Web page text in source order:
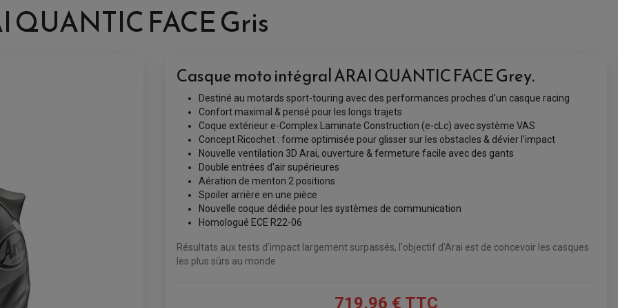
S'INSCRIRE
VOIR LE PANIER
QUANTIC FACE Gris
Casque moto intégral ARAI QUANTIC FACE Grey.
Destiné au motards sport-touring avec des performances proches d'un casque racing
Confort maximal & pensé pour les longs trajets
Coque extérieur e-Complex Laminate Construction (e-cLc) avec système VAS
Concept Ricochet : forme optimisée pour glisser sur les obstacles & dévier l'impact
Nouvelle ventilation 3D Arai, ouverture & fermeture facile avec des gants
Double entrées d'air supérieures
Aération de menton 2 positions
Spoiler arrière en une pièce
Nouvelle coque dédiée pour les systèmes de communication
Homologué ECE R22-06
Résultats aux tests d'impact largement surpassés, l'objectif d'Arai est de concevoir les casques
les plus sûrs au monde
719,96 € TTC